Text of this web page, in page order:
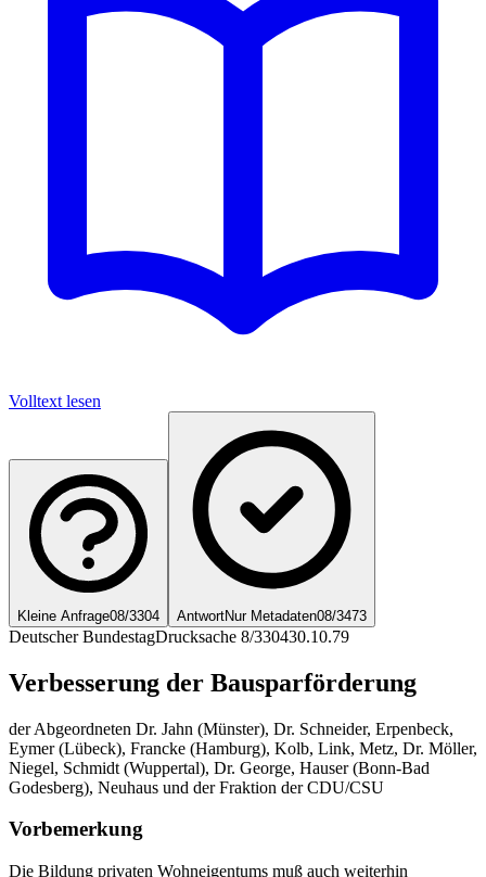
Volltext lesen
Kleine Anfrage08/3304 AntwortNur Metadaten08/3473
Deutscher BundestagDrucksache 8/330430.10.79
Verbesserung der Bausparförderung
der Abgeordneten Dr. Jahn (Münster), Dr. Schneider, Erpenbeck,
Eymer (Lübeck), Francke (Hamburg), Kolb, Link, Metz, Dr. Möller,
Niegel, Schmidt (Wuppertal), Dr. George, Hauser (Bonn-Bad
Godesberg), Neuhaus und der Fraktion der CDU/CSU
Vorbemerkung
Die Bildung privaten Wohneigentums muß auch weiterhin